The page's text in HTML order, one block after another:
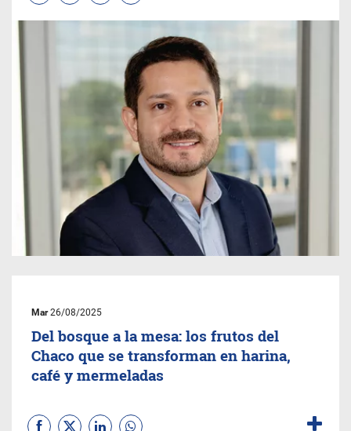
Mar26/08/2025
Del bosque a la mesa: los frutos del
Chaco que se transforman en harina,
café y mermeladas